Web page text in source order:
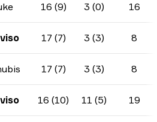
16 (9) 3 (0) 16
17 (7) 3 (3) 8
17 (7) 3 (3) 8
16 (10) 11 (5) 19